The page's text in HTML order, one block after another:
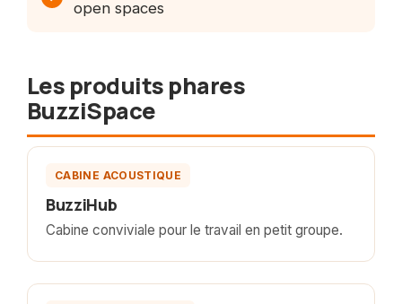
open spaces
Les produits phares
BuzziSpace
CABINE ACOUSTIQUE
BuzziHub
Cabine conviviale pour le travail en petit groupe.